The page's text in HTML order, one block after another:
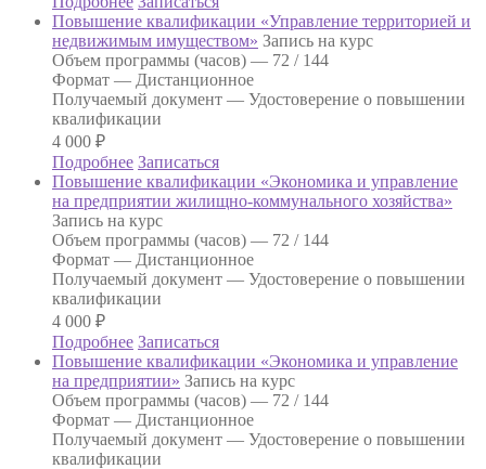
Повышение квалификации «Управление территорией и
недвижимым имуществом» Запись на курс
Объем программы (часов) — 72 / 144
Формат — Дистанционное
Получаемый документ — Удостоверение о повышении
квалификации
4 000 ₽
Подробнее Записаться
Повышение квалификации «Экономика и управление
на предприятии жилищно-коммунального хозяйства»
Запись на курс
Объем программы (часов) — 72 / 144
Формат — Дистанционное
Получаемый документ — Удостоверение о повышении
квалификации
4 000 ₽
Подробнее Записаться
Повышение квалификации «Экономика и управление
на предприятии» Запись на курс
Объем программы (часов) — 72 / 144
Формат — Дистанционное
Получаемый документ — Удостоверение о повышении
квалификации